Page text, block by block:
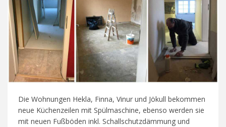
Die Wohnungen Hekla, Finna, Vinur und Jökull bekommen
neue Küchenzeilen mit Spülmaschine, ebenso werden sie
mit neuen Fußböden inkl. Schallschutzdämmung und